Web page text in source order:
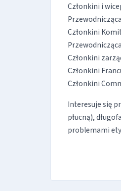
Członkini i
Członkini
Członkini
Członkini
Członkini
Interesuje się
płucną),
problemami